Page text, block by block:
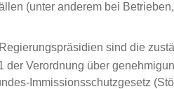
(unter anderem bei
sind die
Verordnung über
Immissionsschutzgesetz